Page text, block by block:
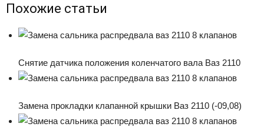
Похожие статьи
Снятие датчика положения коленчатого вала Ваз 2110
Замена прокладки клапанной крышки Ваз 2110 (-09,08)